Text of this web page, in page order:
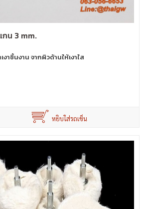
น 3 mm.
งาชิ้นงาน จากผิวด้านให้เงาใส
หยิบใส่รถเข็น